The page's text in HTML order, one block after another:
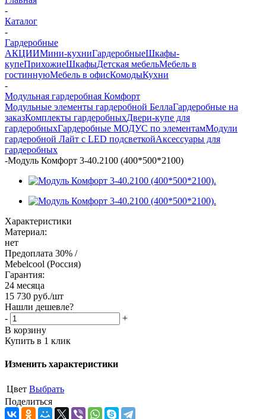
-
Каталог
-
Гардеробные
АКЦИИМини-кухниГардеробныеШкафы-
купеПрихожиеШкафыДетская мебельМебель в
гостиннуюМебель в офисКомодыКухни
-
Модульная гардеробная Комфорт
Модульные элементы гардеробной БеллаГардеробные на
заказКомплекты гардеробныхДвери-купе для
гардеробныхГардеробные МОДУС по элементамМодули
гардеробной Лайт с LED подсветкойАксессуары для
гардеробных
-Модуль Комфорт 3-40.2100 (400*500*2100)
Характеристики
Материал:
нет
Предоплата 30% /
Mebelcool (Россия)
Гарантия:
24 месяца
15 730 руб./шт
Нашли дешевле?
-
+
В корзину
Купить в 1 клик
Изменить характеристики
Цвет Выбрать
Поделиться